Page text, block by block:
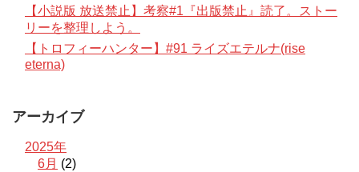
【小説版 放送禁止】考察#1『出版禁止』読了。ストー
リーを整理しよう。
【トロフィーハンター】#91 ライズエテルナ(rise
eterna)
アーカイブ
2025年
6月 (2)